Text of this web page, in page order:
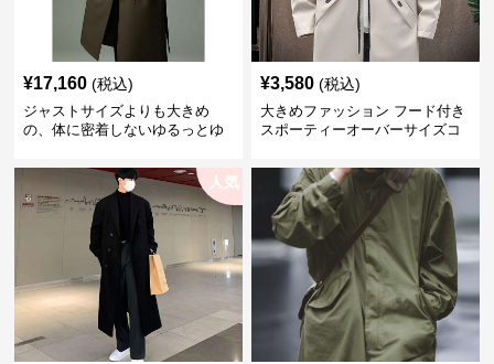
¥17,160 (税込)
ジャストサイズよりも大きめ
の、体に密着しないゆるっとゆ
ゆったりシルエットトレンチコ
¥3,580 (税込)
大きめファッション フード付き
スポーティーオーバーサイズコ
人気